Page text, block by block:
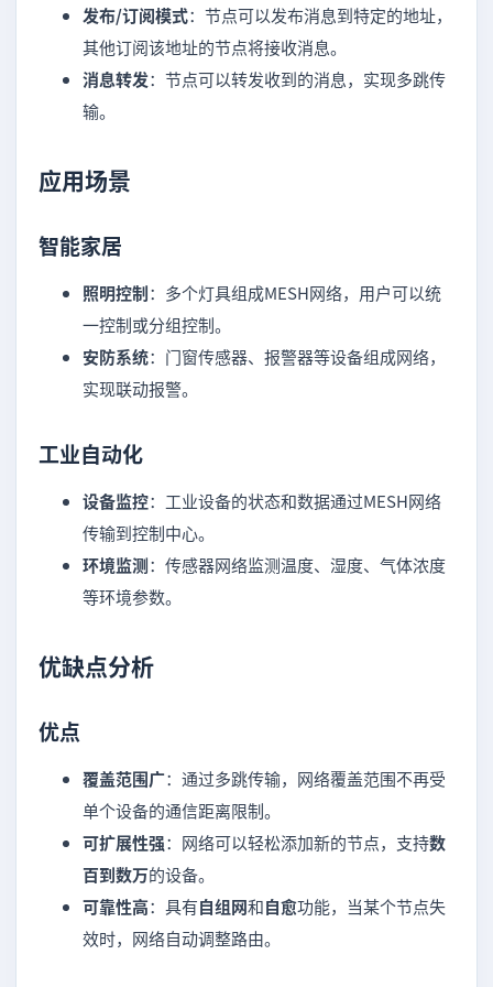
发布/订阅模式：节点可以发布消息到特定的地址，
其他订阅该地址的节点将接收消息。
消息转发：节点可以转发收到的消息，实现多跳传
输。
应用场景
智能家居
照明控制：多个灯具组成MESH网络，用户可以统
一控制或分组控制。
安防系统：门窗传感器、报警器等设备组成网络，
实现联动报警。
工业自动化
设备监控：工业设备的状态和数据通过MESH网络
传输到控制中心。
环境监测：传感器网络监测温度、湿度、气体浓度
等环境参数。
优缺点分析
优点
覆盖范围广：通过多跳传输，网络覆盖范围不再受
单个设备的通信距离限制。
可扩展性强：网络可以轻松添加新的节点，支持数
百到数万的设备。
可靠性高：具有自组网和自愈功能，当某个节点失
效时，网络自动调整路由。